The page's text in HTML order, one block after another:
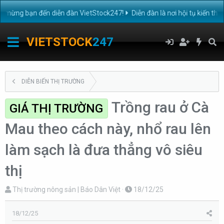
bạn đến diễn đàn VietStock247! Diễn đàn là nơi hội tụ kiến thức
VIETSTOCK247
DIỄN BIẾN THỊ TRƯỜNG
GIÁ THỊ TRƯỜNG
Trồng rau ở Cà
Mau theo cách này, nhổ rau lên
làm sạch là đưa thẳng vô siêu
thị
T
h
r
Thị trường nông sản | Báo Dân Việt
N
g
18/12/25
18/12/25